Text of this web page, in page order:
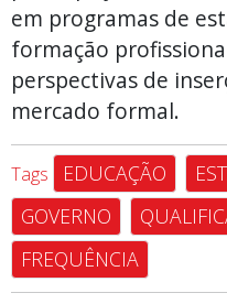
em programas de
formação
perspectivas de
mercado formal.
Tags EDUCAÇÃO
GOVERNO
FREQUÊNCIA